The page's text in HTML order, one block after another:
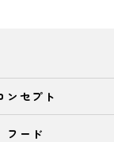
ンセプト
フード